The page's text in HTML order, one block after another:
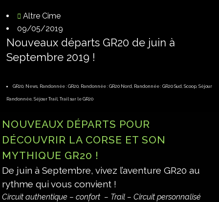
Altre Cime
09/05/2019
Nouveaux départs GR20 de juin à
Septembre 2019 !
GR20, News, Randonnée : GR20, Randonnée : GR20 Nord, Randonnée : GR20 Sud,Scoop,Séjour
Randonnée,Séjour Trail,Trail sur le GR20
NOUVEAUX DÉPARTS POUR
DÉCOUVRIR LA CORSE ET SON
MYTHIQUE GR20 !
De juin à Septembre, vivez l’aventure GR20 au
rythme qui vous convient !
Circuit authentique – confort – Trail – Circuit personnalisé